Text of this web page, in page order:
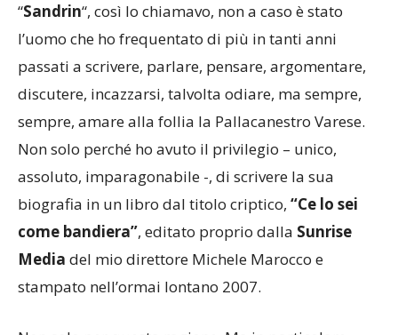
“Sandrin“, così lo chiamavo, non a caso è stato
l’uomo che ho frequentato di più in tanti anni
passati a scrivere, parlare, pensare, argomentare,
discutere, incazzarsi, talvolta odiare, ma sempre,
sempre, amare alla follia la Pallacanestro Varese.
Non solo perché ho avuto il privilegio – unico,
assoluto, imparagonabile -, di scrivere la sua
biografia in un libro dal titolo criptico, “Ce lo sei
come bandiera”, editato proprio dalla Sunrise
Media del mio direttore Michele Marocco e
stampato nell’ormai lontano 2007.